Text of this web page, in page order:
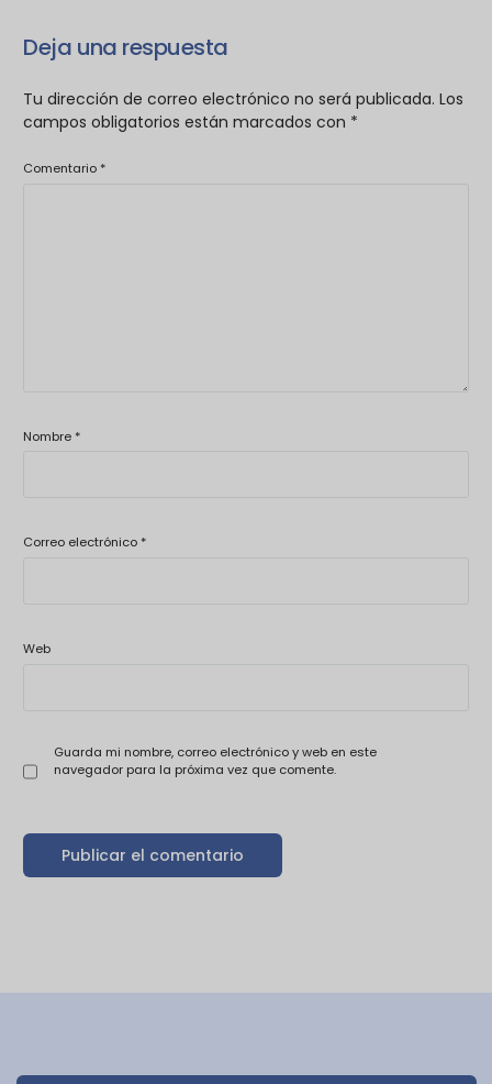
Deja una respuesta
Tu dirección de correo electrónico no será publicada. Los
campos obligatorios están marcados con *
Comentario *
Nombre *
Correo electrónico *
Web
Guarda mi nombre, correo electrónico y web en este
navegador para la próxima vez que comente.